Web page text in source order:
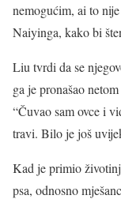
nemogućim, ai to
Naiyinga, kako bi
Liu tvrdi da se
ga je pronašao
“Čuvao sam ovce i
travi. Bilo je još
Kad je primio
psa, odnosno